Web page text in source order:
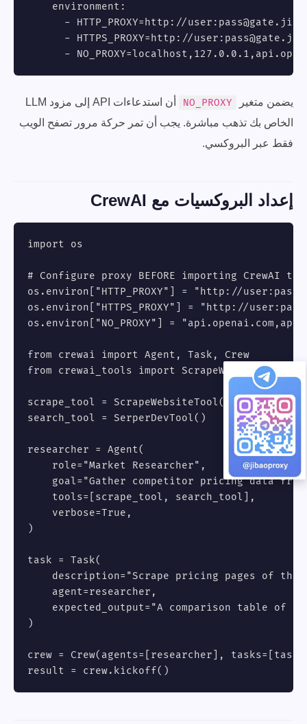
    environment:
      - HTTP_PROXY=http://user:
      - HTTPS_PROXY=http://user:
-
يضمن متغير NO_PROXY
أن استدعاءات API إلى مزود LLM
الخاص بك تذهب مباشرة. يجب أن تمر حركة مرور تصفح الويب
فقط عبر البروكسي.
إعداد البروكسيات مع CrewAI
import os
# Configure proxy BEFORE importing CrewAI
os.environ["HTTP_PROXY"] = "http://user:
os.environ["HTTPS_PROXY"] = "http://user:
os.environ["NO_PROXY"] =
from crewai import Agent, Task, Crew
from crewai_tools import ScrapeWebsiteTool,
scrape_tool = ScrapeWebsiteTool()
search_tool = SerperDevTool()
researcher = Agent(
    role="Market Researcher",
goal="Gather competitor pricing data
    tools=[scrape_tool, search_tool],
    verbose=True,
)
task = Task(
description="Scrape pricing pages of the
    agent=researcher,
expected_output="A comparison table of
)
crew = Crew(agents=[researcher],
result = crew.kickoff()